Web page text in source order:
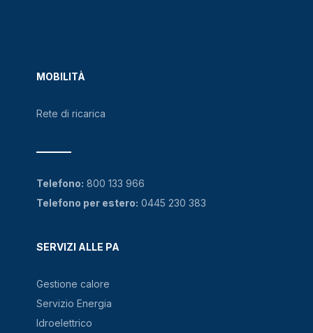
MOBILITÀ
Rete di ricarica
SERVIZI ALLE PA
Gestione calore
Servizio Energia
Idroelettrico
Telefono: 800 133 966
Telefono per estero: 0445 230 383